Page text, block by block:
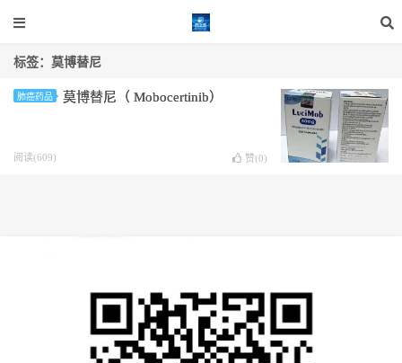
标签：莫博替尼
肺癌药品 莫博替尼（ Mobocertinib）
阅读(609) 赞(0)